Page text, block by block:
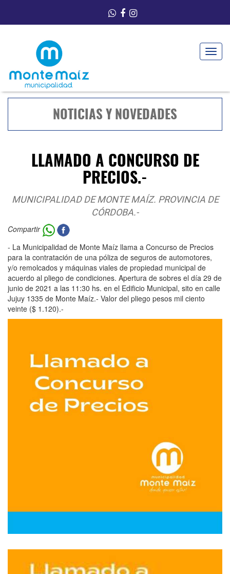
Toggle
NOTICIAS Y NOVEDADES
LLAMADO A CONCURSO DE
PRECIOS.-
MUNICIPALIDAD DE MONTE MAÍZ. PROVINCIA DE
CÓRDOBA.-
Compartir
- La Municipalidad de Monte Maíz llama a Concurso de Precios
para la contratación de una póliza de seguros de automotores,
y/o remolcados y máquinas viales de propiedad municipal de
acuerdo al pliego de condiciones. Apertura de sobres el día 29 de
junio de 2021 a las 11:30 hs. en el Edificio Municipal, sito en calle
Jujuy 1335 de Monte Maíz.- Valor del pliego pesos mil ciento
veinte ($ 1.120).-